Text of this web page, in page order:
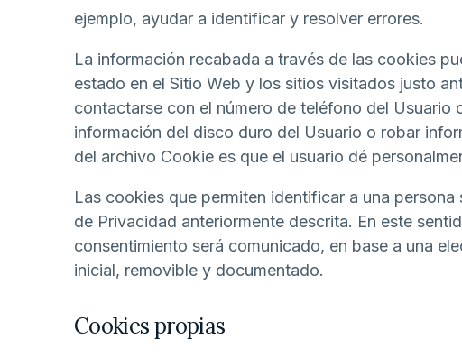
ejemplo, ayudar a identificar y resolver errores.
La información recabada a través de las cookies
estado en el Sitio Web y los sitios visitados justo
contactarse con el número de teléfono del
información del disco duro del Usuario o robar
del archivo Cookie es que el usuario dé
Las cookies que permiten identificar a una
de Privacidad anteriormente descrita. En este
consentimiento será comunicado, en base a una
inicial, removible y documentado.
Cookies propias